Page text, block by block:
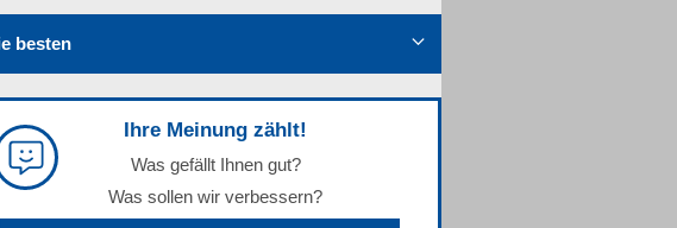
besten
Ihre Meinung zählt!
Was gefällt Ihnen gut?
Was sollen wir verbessern?